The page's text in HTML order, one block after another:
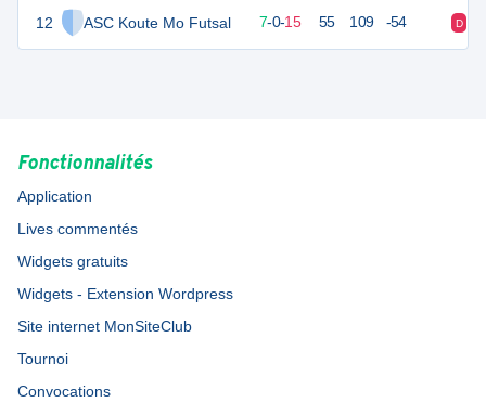
12 ASC Koute Mo Futsal
30 22 7-0-15 55 109 -54 D
Fonctionnalités
Application
Lives commentés
Widgets gratuits
Widgets - Extension Wordpress
Site internet MonSiteClub
Tournoi
Convocations